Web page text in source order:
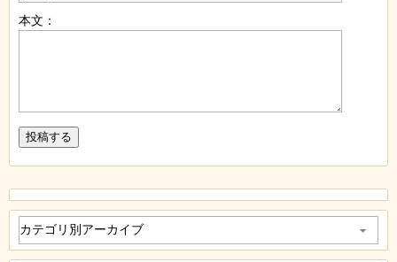
本文：